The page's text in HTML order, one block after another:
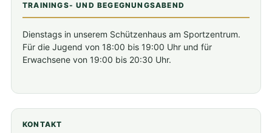
TRAININGS- UND BEGEGNUNGSABEND
Dienstags in unserem Schützenhaus am Sportzentrum.
Für die Jugend von 18:00 bis 19:00 Uhr und für
Erwachsene von 19:00 bis 20:30 Uhr.
KONTAKT